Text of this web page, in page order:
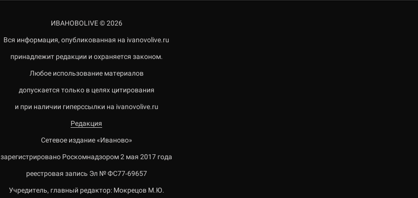
ИВАНОВОLIVE © 2026
Вся информация, опубликованная на ivanovolive.ru
принадлежит редакции и охраняется законом.
Любое использование материалов
допускается только в целях цитирования
и при наличии гиперссылки на ivanovolive.ru
Редакция
Сетевое издание «Иваново»
зарегистрировано Роскомнадзором 2 мая 2017 года
реестровая запись Эл № ФС77-69657
Учредитель, главный редактор: Мокрецов М.Ю.